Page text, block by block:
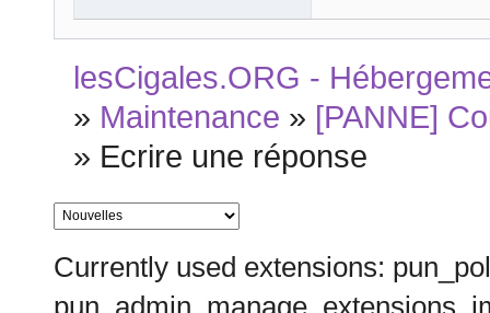
lesCigales.ORG -
» Maintenance » [PANNE]
» Ecrire une réponse
Currently used extensions: